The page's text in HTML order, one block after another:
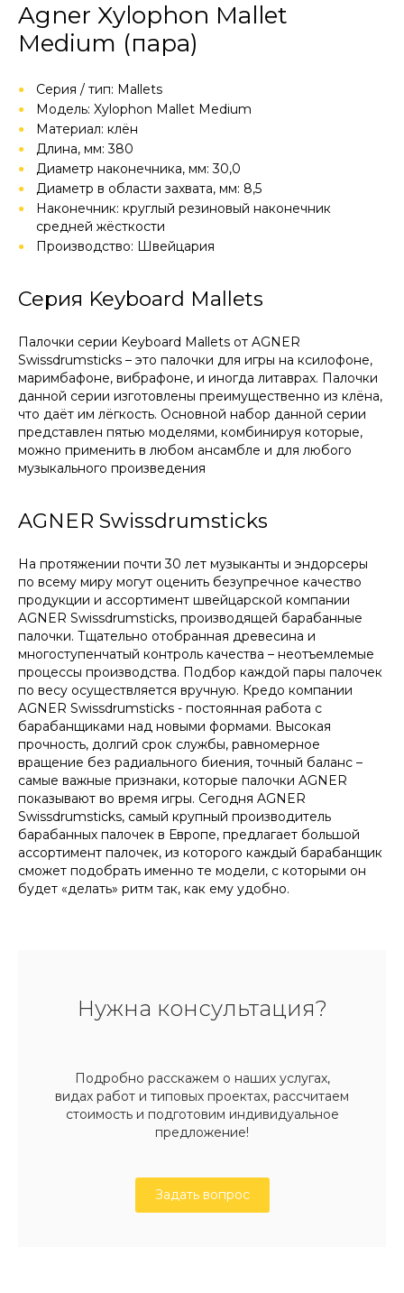
Agner Xylophon Mallet
Medium (пара)
Серия / тип: Mallets
Модель: Xylophon Mallet Medium
Материал: клён
Длина, мм: 380
Диаметр наконечника, мм: 30,0
Диаметр в области захвата, мм: 8,5
Наконечник: круглый резиновый наконечник
средней жёсткости
Производство: Швейцария
Серия Keyboard Mallets
Палочки серии Keyboard Mallets от AGNER
Swissdrumsticks – это палочки для игры на ксилофоне,
маримбафоне, вибрафоне, и иногда литаврах. Палочки
данной серии изготовлены преимущественно из клёна,
что даёт им лёгкость. Основной набор данной серии
представлен пятью моделями, комбинируя которые,
можно применить в любом ансамбле и для любого
музыкального произведения
AGNER Swissdrumsticks
На протяжении почти 30 лет музыканты и эндорсеры
по всему миру могут оценить безупречное качество
продукции и ассортимент швейцарской компании
AGNER Swissdrumsticks, производящей барабанные
палочки. Тщательно отобранная древесина и
многоступенчатый контроль качества – неотъемлемые
процессы производства. Подбор каждой пары палочек
по весу осуществляется вручную. Кредо компании
AGNER Swissdrumsticks - постоянная работа с
барабанщиками над новыми формами. Высокая
прочность, долгий срок службы, равномерное
вращение без радиального биения, точный баланс –
самые важные признаки, которые палочки AGNER
показывают во время игры. Сегодня AGNER
Swissdrumsticks, самый крупный производитель
барабанных палочек в Европе, предлагает большой
ассортимент палочек, из которого каждый барабанщик
сможет подобрать именно те модели, с которыми он
будет «делать» ритм так, как ему удобно.
Нужна консультация?
Подробно расскажем о наших услугах,
видах работ и типовых проектах, рассчитаем
стоимость и подготовим индивидуальное
предложение!
Задать вопрос